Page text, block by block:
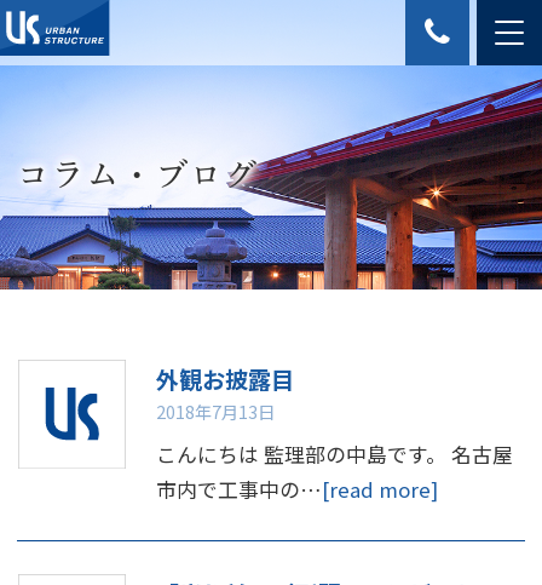
コラム・ブログ
外観お披露目
2018年7月13日
こんにちは 監理部の中島です。 名古屋
市内で工事中の…[read more]